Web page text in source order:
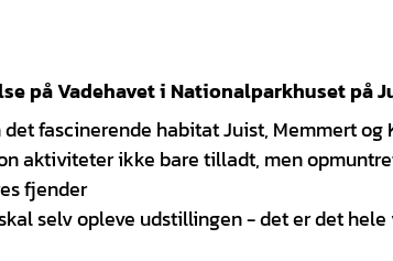
på Vadehavet i Nationalparkhuset på
fascinerende habitat Juist, Memmert og
aktiviteter ikke bare tilladt, men
fjender
selv opleve udstillingen - det er det